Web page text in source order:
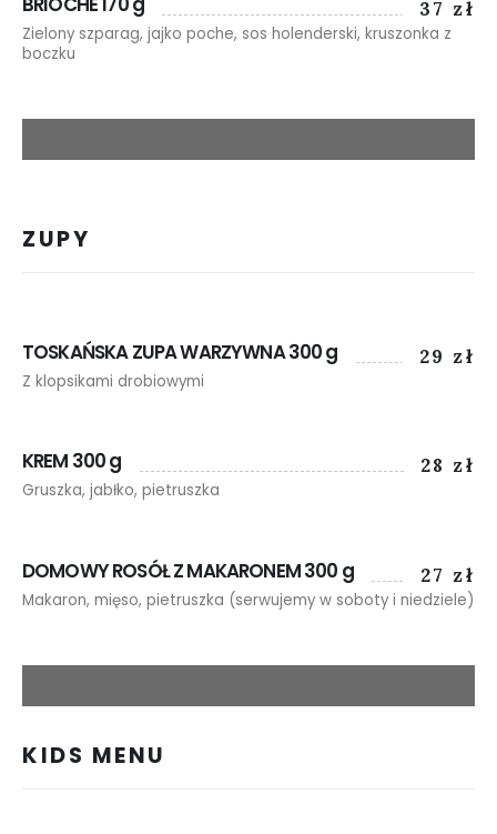
37 zł
Zielony szparag, jajko poche, sos holenderski, kruszonka z
boczku
ZUPY
TOSKAŃSKA ZUPA WARZYWNA 300 g 29 zł
Z klopsikami drobiowymi
KREM 300 g 28 zł
Gruszka, jabłko, pietruszka
DOMOWY ROSÓŁ Z MAKARONEM 300 g 27 zł
Makaron, mięso, pietruszka (serwujemy w soboty i niedziele)
KIDS MENU